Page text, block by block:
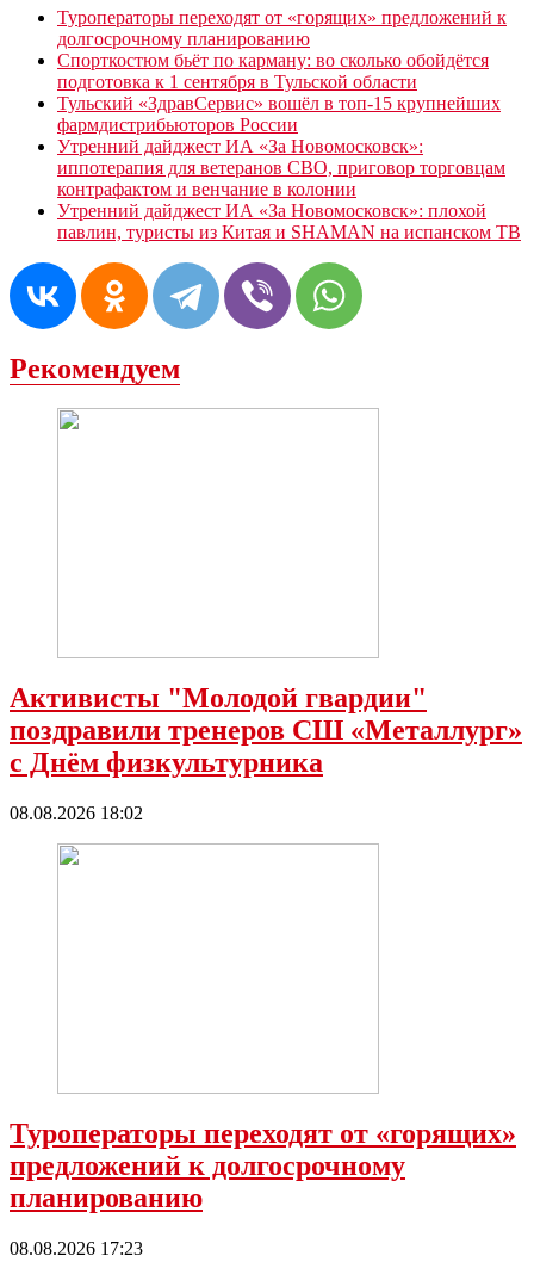
Туроператоры переходят от «горящих» предложений к
долгосрочному планированию
Спорткостюм бьёт по карману: во сколько обойдётся
подготовка к 1 сентября в Тульской области
Тульский «ЗдравСервис» вошёл в топ-15 крупнейших
фармдистрибьюторов России
Утренний дайджест ИА «За Новомосковск»:
иппотерапия для ветеранов СВО, приговор торговцам
контрафактом и венчание в колонии
Утренний дайджест ИА «За Новомосковск»: плохой
павлин, туристы из Китая и SHAMAN на испанском ТВ
Рекомендуем
Активисты "Молодой гвардии"
поздравили тренеров СШ «Металлург»
с Днëм физкультурника
08.08.2026 18:02
Туроператоры переходят от «горящих»
предложений к долгосрочному
планированию
08.08.2026 17:23